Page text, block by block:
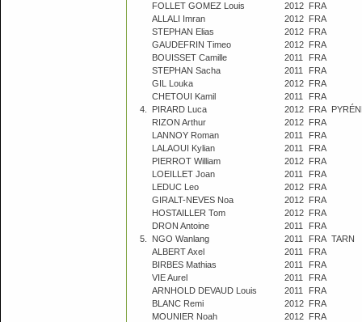
FOLLET GOMEZ Louis
2012 FRA
ALLALI Imran
2012 FRA
STEPHAN Elias
2012 FRA
GAUDEFRIN Timeo
2012 FRA
BOUISSET Camille
2011
FRA
STEPHAN Sacha
2011
FRA
GIL Louka
2012 FRA
CHETOUI Kamil
2011
FRA
4.
PIRARD Luca 2012 FRA
RIZON Arthur
2012 FRA
LANNOY Roman
2011
FRA
LALAOUI Kylian
2011
FRA
PIERROT William
2012 FRA
LOEILLET Joan
2011
FRA
LEDUC Leo
2012 FRA
GIRALT-NEVES Noa
2012 FRA
HOSTAILLER Tom
2012 FRA
DRON Antoine
2011
FRA
5.
NGO Wanlang 2011 FRA TARN
ALBERT Axel
2011
FRA
BIRBES Mathias
2011
FRA
VIE Aurel
2011
FRA
ARNHOLD DEVAUD Louis
2011
FRA
BLANC Remi
2012 FRA
MOUNIER Noah
2012 FRA